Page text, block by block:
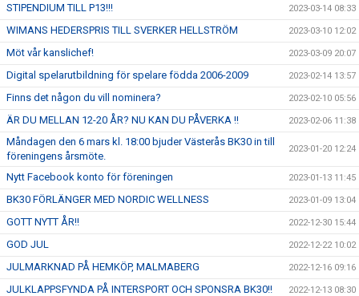
STIPENDIUM TILL P13!!! 2023-03-14 08:33
WIMANS HEDERSPRIS TILL SVERKER HELLSTRÖM 2023-03-10 12:02
Möt vår kanslichef! 2023-03-09 20:07
Digital spelarutbildning för spelare födda 2006-2009 2023-02-14 13:57
Finns det någon du vill nominera? 2023-02-10 05:56
ÄR DU MELLAN 12-20 ÅR? NU KAN DU PÅVERKA !! 2023-02-06 11:38
Måndagen den 6 mars kl. 18:00 bjuder Västerås BK30 in till
föreningens årsmöte.
2023-01-20 12:24
Nytt Facebook konto för föreningen 2023-01-13 11:45
BK30 FÖRLÄNGER MED NORDIC WELLNESS 2023-01-09 13:04
GOTT NYTT ÅR!! 2022-12-30 15:44
GOD JUL 2022-12-22 10:02
JULMARKNAD PÅ HEMKÖP, MALMABERG 2022-12-16 09:16
JULKLAPPSFYNDA PÅ INTERSPORT OCH SPONSRA BK30!! 2022-12-13 08:30